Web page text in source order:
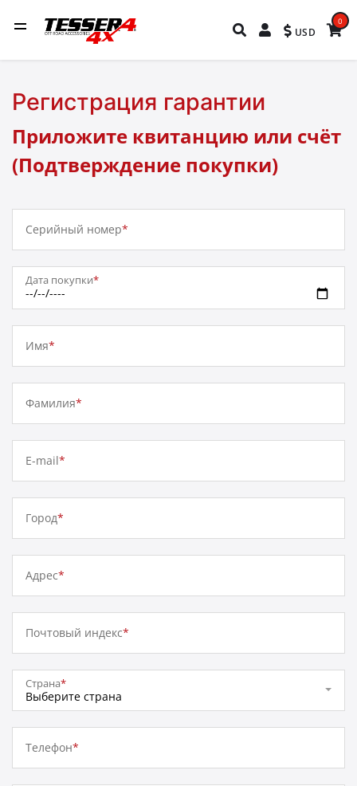
USD
0
Регистрация гарантии
Приложите квитанцию или счёт
(Подтверждение покупки)
Серийный номер*
Дата покупки*
Имя*
Фамилия*
E-mail*
Город*
Адрес*
Почтовый индекс*
Выберите страна
Страна*
Телефон*